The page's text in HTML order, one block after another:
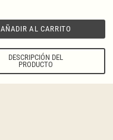
AÑADIR AL CARRITO
DESCRIPCIÓN DEL
PRODUCTO